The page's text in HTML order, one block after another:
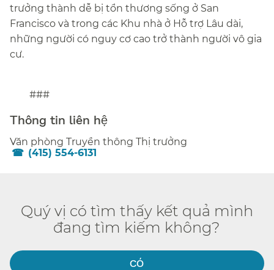
trưởng thành dễ bị tổn thương sống ở San
Francisco và trong các Khu nhà ở Hỗ trợ Lâu dài,
những người có nguy cơ cao trở thành người vô gia
cư.​​
###​​
Thông tin liên hệ​​
Văn phòng Truyền thông Thị trưởng​​
(415) 554-6131​​
Quý vị có tìm thấy kết quả mình
đang tìm kiếm không?​​
CÓ​​